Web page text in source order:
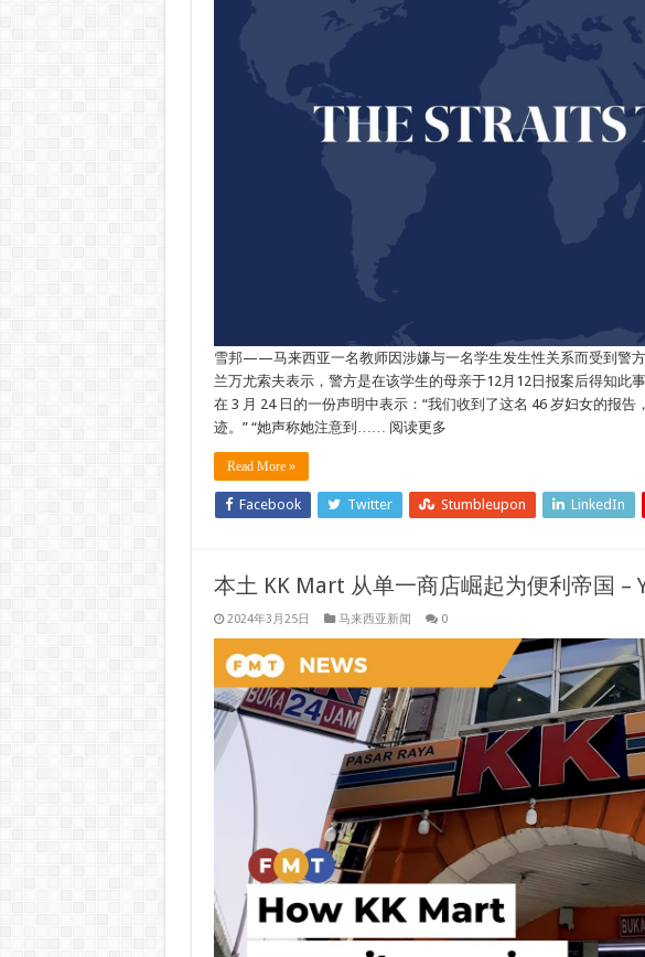
雪邦——马来西亚一名教师因涉嫌与一名学生发生性关系而受到警
兰万尤索夫表示，警方是在该学生的母亲于12月12日报案后得知此
在 3 月 24 日的一份声明中表示：“我们收到了这名 46 岁妇女的报
迹。” “她声称她注意到…… 阅读更多
Read More »
Facebook Twitter Stumbleupon LinkedIn
本土 KK Mart 从单一商店崛起为便利帝国 –
2024年3月25日 马来西亚新闻 0